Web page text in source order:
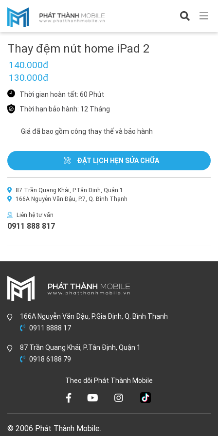
Sửa iPad 2
Thay đệm nút home iPad 2
140.000đ
130.000đ
Thời gian hoàn tất: 60 Phút
Thời hạn bảo hành: 12 Tháng
Giá đã bao gồm công thay thế và bảo hành
ĐẶT LỊCH HẸN SỬA CHỮA
87 Trần Quang Khải, P.Tân Định, Quận 1
166A Nguyễn Văn Đậu, P.7, Q. Bình Thạnh
Liên hệ tư vấn
0911 888 817
166A Nguyễn Văn Đậu, P.Gia Định, Q. Bình Thạnh
0911 8888 17
87 Trần Quang Khải, P.Tân Định, Quận 1
0918 6188 79
Theo dõi Phát Thành Mobile
© 2006 Phát Thành Mobile.